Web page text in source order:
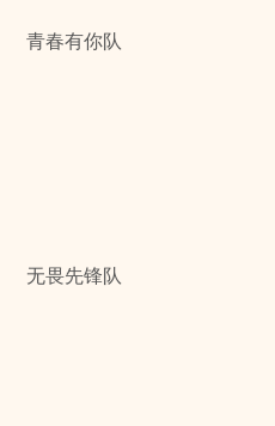
青春有你队
无畏先锋队